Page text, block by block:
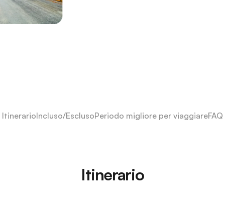
ItinerarioIncluso/EsclusoPeriodo migliore per viaggiareFAQ
Itinerario